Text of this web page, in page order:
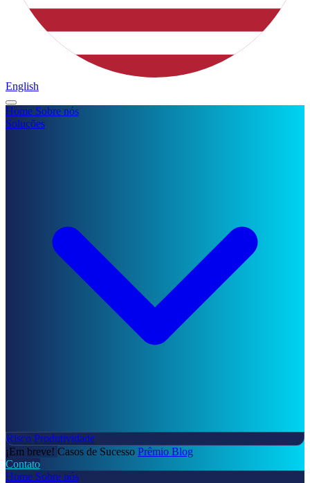
English
Home Sobre nós
Soluções
Risco Produtividade
¡Em breve! Casos de Sucesso Prêmio Blog
Contato
Home Sobre nós